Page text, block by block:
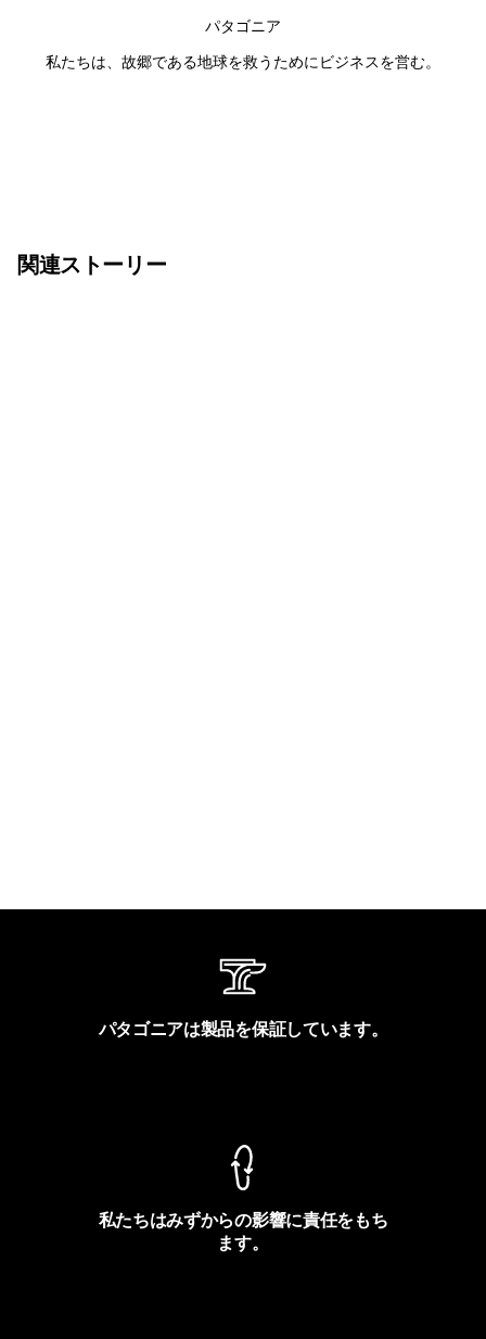
パタゴニア
私たちは、故郷である地球を救うためにビジネスを営む。
関連ストーリー
パタゴニアは製品を保証しています。
私たちはみずからの影響に責任をもち
ます。